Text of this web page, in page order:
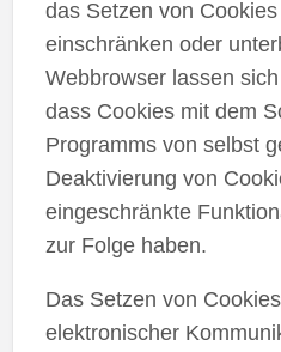
das Setzen von
einschränken oder
Webbrowser lassen
dass Cookies mit dem
Programms von selbst
Deaktivierung von
eingeschränkte
zur Folge haben.
Das Setzen von
elektronischer